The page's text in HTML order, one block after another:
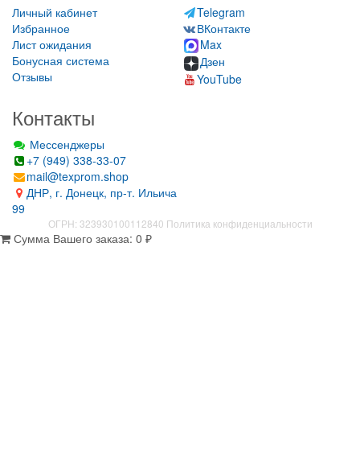
Личный кабинет
Избранное
Лист ожидания
Бонусная система
Отзывы
Telegram
ВКонтакте
Max
Дзен
YouTube
Контакты
Мессенджеры
+7 (949) 338-33-07
mail@texprom.shop
ДНР, г. Донецк, пр-т. Ильича
99
ОГРН: 323930100112840 Политика конфиденциальности
Сумма Вашего заказа: 0 ₽